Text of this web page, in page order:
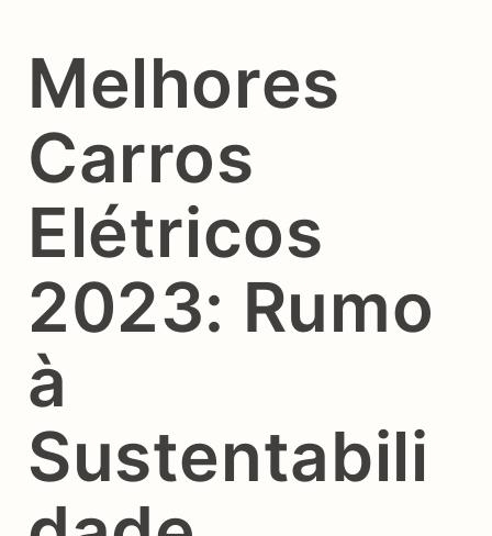
Melhores
Carros
Elétricos
2023: Rumo
à
Sustentabili